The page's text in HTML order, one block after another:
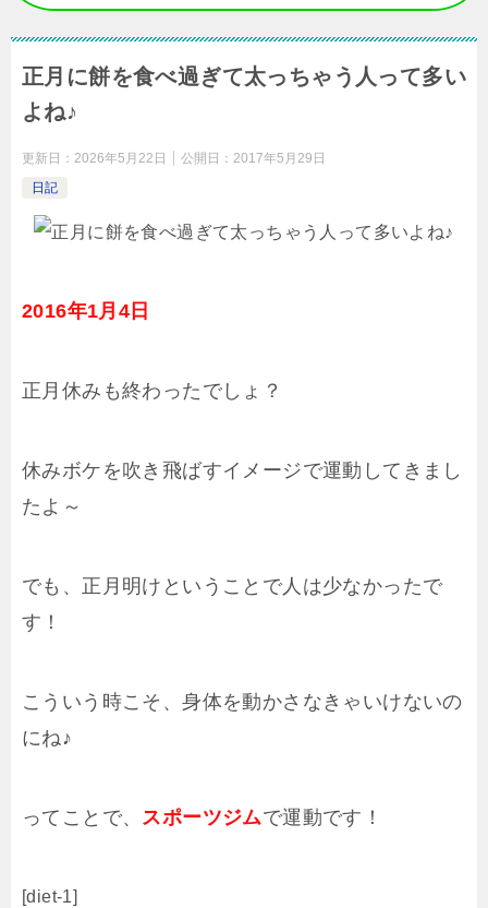
正月に餅を食べ過ぎて太っちゃう人って多い
よね♪
更新日： 2026年5月22日 公開日： 2017年5月29日
日記
2016年1月4日
正月休みも終わったでしょ？
休みボケを吹き飛ばすイメージで運動してきまし
たよ～
でも、正月明けということで人は少なかったで
す！
こういう時こそ、身体を動かさなきゃいけないの
にね♪
ってことで、 スポーツジムで運動です！
[diet-1]